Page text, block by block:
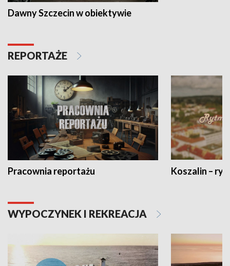
Dawny Szczecin w obiektywie
REPORTAŻE
Pracownia reportażu Koszalin –
WYPOCZYNEK I REKREACJA